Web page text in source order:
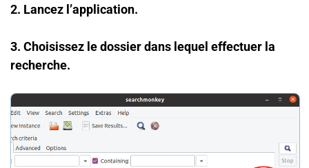
2. Lancez l’application.
3. Choisissez le dossier dans lequel effectuer la
recherche.